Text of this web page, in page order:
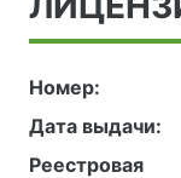
Номер:
Дата выдачи:
Реестровая